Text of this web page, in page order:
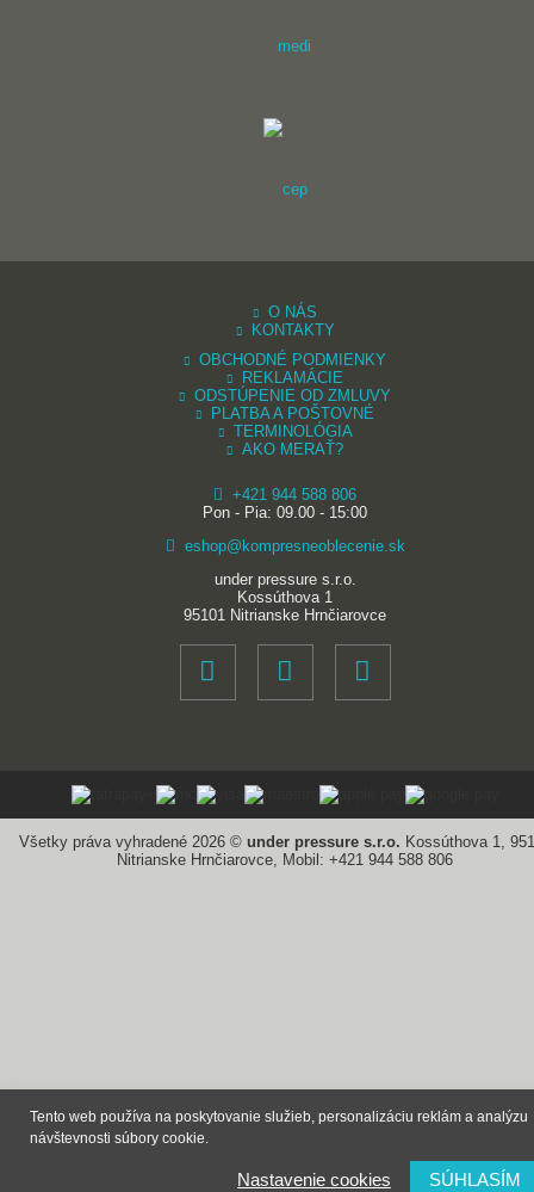
O NÁS
KONTAKTY
OBCHODNÉ PODMIENKY
REKLAMÁCIE
ODSTÚPENIE OD ZMLUVY
PLATBA A POŠTOVNÉ
TERMINOLÓGIA
AKO MERAŤ?
+421 944 588 806
Pon - Pia: 09.00 - 15:00
eshop@kompresneoblecenie.sk
under pressure s.r.o.
Kossúthova 1
95101 Nitrianske Hrnčiarovce
Všetky práva vyhradené 2026 © under pressure s.r.o. Kossúthova 1,
Nitrianske Hrnčiarovce, Mobil: +421 944 588 806
Tento web používa na poskytovanie služieb, personalizáciu reklám a analýzu
návštevnosti súbory cookie.
Nastavenie cookies SÚHLASÍM